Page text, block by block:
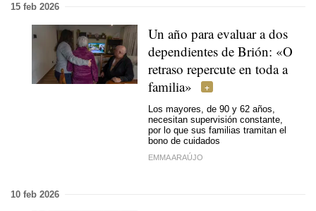
15 feb 2026
Un año para evaluar a dos
dependientes de Brión: «O
retraso repercute en toda a
familia»
Los mayores, de 90 y 62 años,
necesitan supervisión constante,
por lo que sus familias tramitan el
bono de cuidados
EMMA ARAÚJO
10 feb 2026